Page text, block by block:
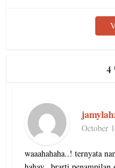
4
October
waaahahaha..! ternyata